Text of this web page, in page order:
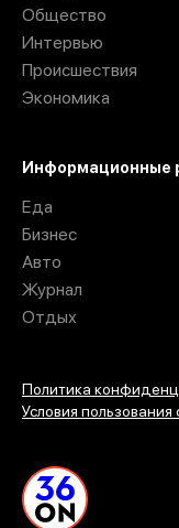
Общество
Интервью
Происшествия
Экономика
Информационные
Еда
Бизнес
Авто
Журнал
Отдых
Политика
Условия пользования